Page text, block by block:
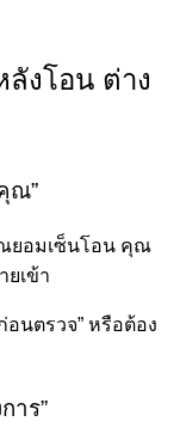
งโอน ต่าง
ณ”
ยอมเซ็นโอน คุณ
เข้า
นตรวจ” หรือต้อง
าร”